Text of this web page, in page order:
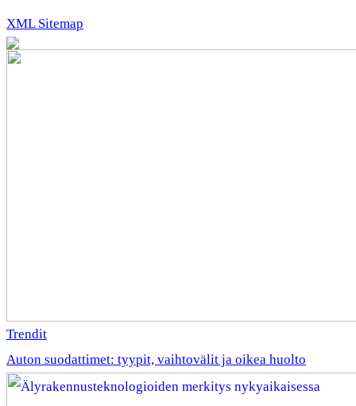
XML Sitemap
Trendit
Auton suodattimet: tyypit, vaihtovälit ja oikea huolto